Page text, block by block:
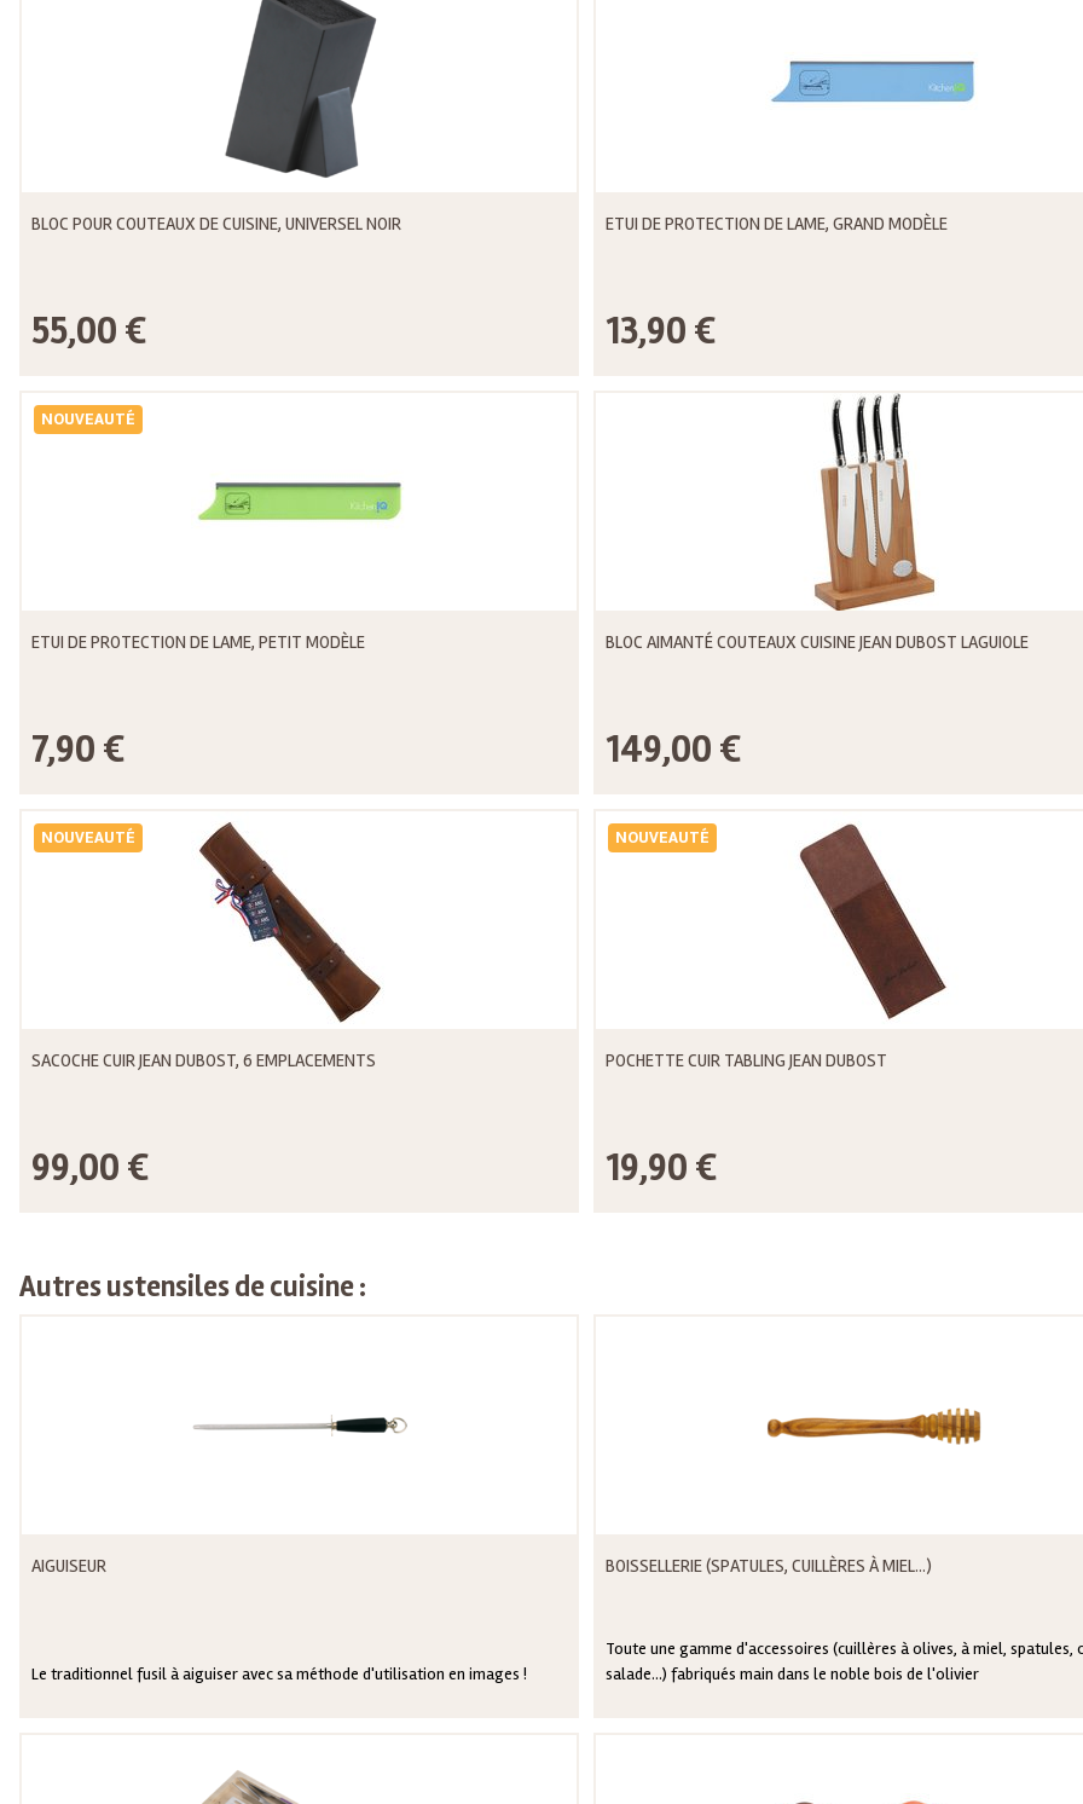
BLOC POUR COUTEAUX DE CUISINE, UNIVERSEL NOIR
55,00 €
ETUI DE PROTECTION DE LAME, GRAND MODÈLE
13,90 €
NOUVEAUTÉ
ETUI DE PROTECTION DE LAME, PETIT MODÈLE
7,90 €
BLOC AIMANTÉ COUTEAUX CUISINE JEAN DUBOST LAGUIOLE
149,00 €
NOUVEAUTÉ
SACOCHE CUIR JEAN DUBOST, 6 EMPLACEMENTS
99,00 €
NOUVEAUTÉ
POCHETTE CUIR TABLING JEAN DUBOST
19,90 €
Autres ustensiles de cuisine :
AIGUISEUR
Le traditionnel fusil à aiguiser avec sa méthode d'utilisation en images !
BOISSELLERIE (SPATULES, CUILLÈRES À MIEL...)
Toute une gamme d'accessoires (cuillères à olives, à miel, spatules,
salade...) fabriqués main dans le noble bois de l'olivier